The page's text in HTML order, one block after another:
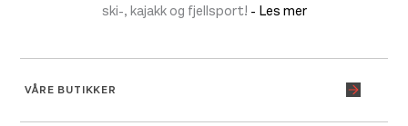
ski-, kajakk og fjellsport! - Les mer
VÅRE BUTIKKER